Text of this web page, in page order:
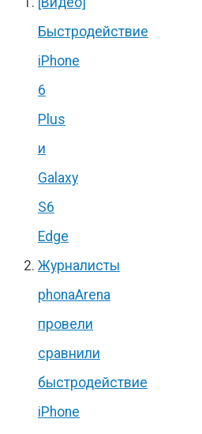
Быстродействие
iPhone
6
Plus
и
Galaxy
S6
Edge
Журналисты
phonaArena
провели
сравнили
быстродействие
iPhone